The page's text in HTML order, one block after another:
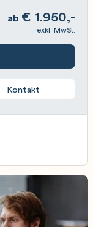
ab € 1.950,-
exkl. MwSt.
Kontakt